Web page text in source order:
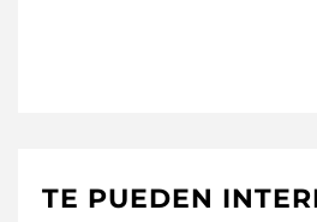
TE PUEDEN